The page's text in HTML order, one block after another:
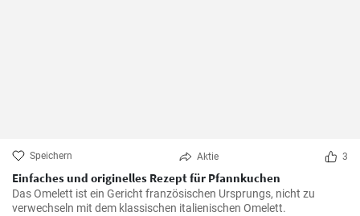
Speichern Aktie 3
Einfaches und originelles Rezept für Pfannkuchen
Das Omelett ist ein Gericht französischen Ursprungs, nicht zu
verwechseln mit dem klassischen italienischen Omelett.